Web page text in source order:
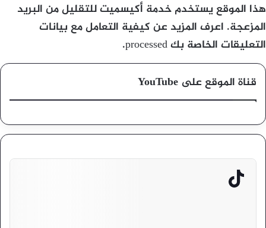
هذا الموقع يستخدم خدمة أكيسميت للتقليل من البريد
المزعجة. اعرف المزيد عن كيفية التعامل مع بيانات
التعليقات الخاصة بك processed
.
قناة الموقع على YouTube